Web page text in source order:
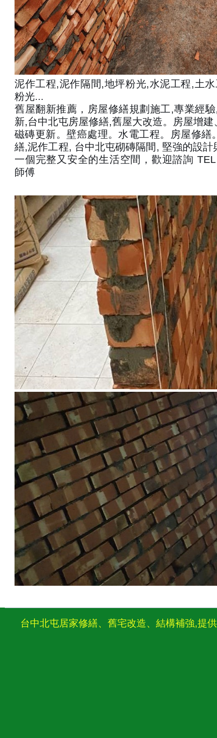
泥作工程,泥作隔間,地坪粉光,水泥工程,土
粉光...
舊屋翻新推薦，房屋修繕規劃施工,專業經
新,台中北屯房屋修繕,舊屋大改造。房屋增
磁磚更新。壁癌處理。水電工程。房屋修繕
繕,泥作工程, 台中北屯砌磚隔間, 堅強的設
一個完整又安全的生活空間，歡迎諮詢
師傅
台中北屯居家修繕、舊宅改造、結構補強,提